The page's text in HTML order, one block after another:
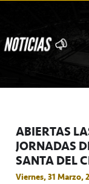
ABIERTAS
JORNADAS
SANTA DEL
Viernes, 31 Marzo,